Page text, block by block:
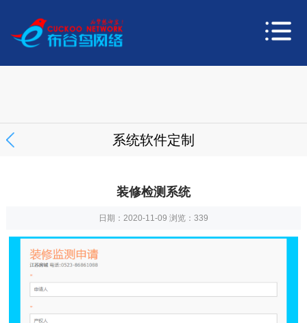
系统软件定制
装修检测系统
日期：2020-11-09 浏览： 339